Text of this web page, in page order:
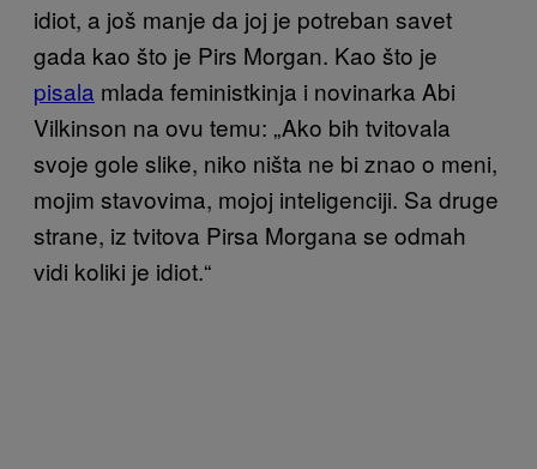
idiot, a još manje da joj je potreban savet
gada kao što je Pirs Morgan. Kao što je
pisala mlada feministkinja i novinarka Abi
Vilkinson na ovu temu: „Ako bih tvitovala
svoje gole slike, niko ništa ne bi znao o meni,
mojim stavovima, mojoj inteligenciji. Sa druge
strane, iz tvitova Pirsa Morgana se odmah
vidi koliki je idiot.“